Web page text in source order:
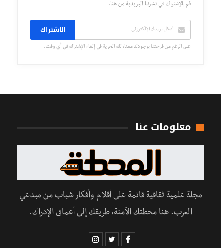
قم بالإشتراك في نشرتنا البريدية من هنا.
الاشتراك
على الرغم من فرحتنا بوجودك معنا، لك الحرية في إلغاء الإشتراك في أي وقت.
معلومات عنا
مجلة علمية ثقافية قائمة على أقلام وأفكار شباب من مبدعي
العرب. هنا محطتك الآمنة، طريقك إلى أعماق الإدراك.